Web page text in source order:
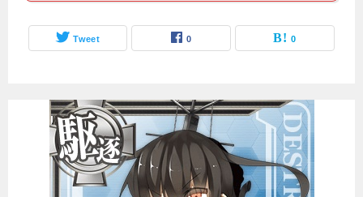
Tweet 0 0